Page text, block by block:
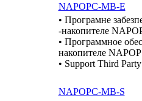
NAPOPC-MB-E
• Програмне
-накопителе
• Программное
накопителе
• Support Third
NAPOPC-MB-S